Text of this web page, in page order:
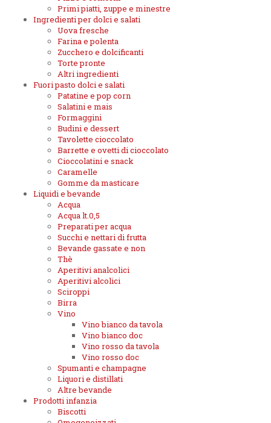
Primi piatti, zuppe e minestre
Ingredienti per dolci e salati
Uova fresche
Farina e polenta
Zucchero e dolcificanti
Torte pronte
Altri ingredienti
Fuori pasto dolci e salati
Patatine e pop corn
Salatini e mais
Formaggini
Budini e dessert
Tavolette cioccolato
Barrette e ovetti di cioccolato
Cioccolatini e snack
Caramelle
Gomme da masticare
Liquidi e bevande
Acqua
Acqua lt.0,5
Preparati per acqua
Succhi e nettari di frutta
Bevande gassate e non
Thè
Aperitivi analcolici
Aperitivi alcolici
Sciroppi
Birra
Vino
Vino bianco da tavola
Vino bianco doc
Vino rosso da tavola
Vino rosso doc
Spumanti e champagne
Liquori e distillati
Altre bevande
Prodotti infanzia
Biscotti